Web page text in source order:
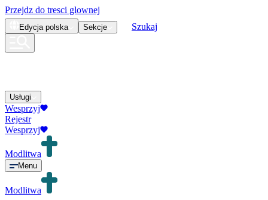
Przejdz do tresci glownej
Edycja polska Sekcje Szukaj
Usługi
Wesprzyj
Rejestr
Wesprzyj
Modlitwa
Menu
Modlitwa